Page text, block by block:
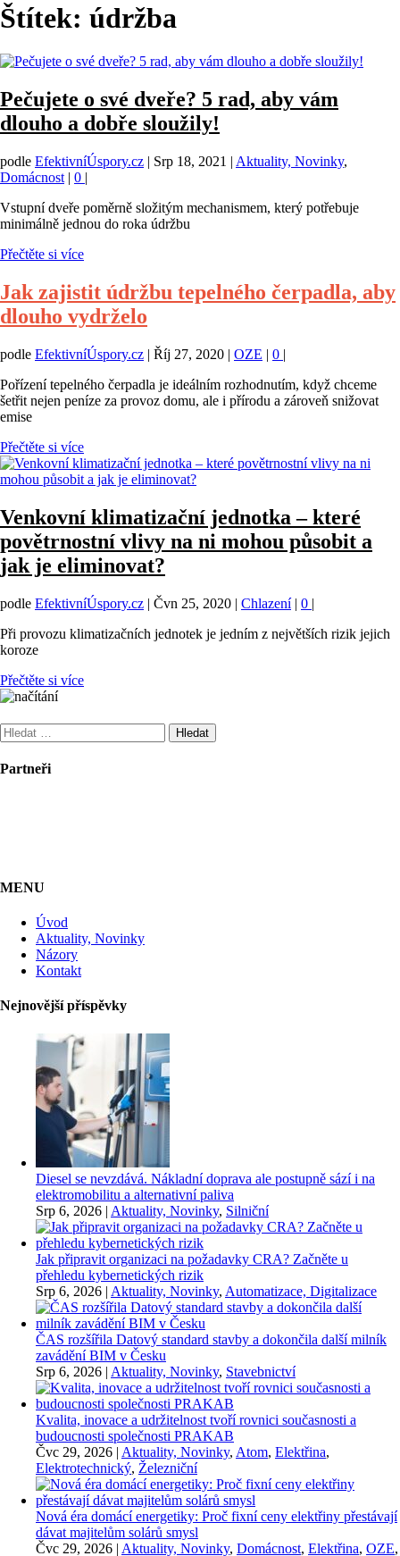
Štítek: údržba
Pečujete o své dveře? 5 rad, aby vám
dlouho a dobře sloužily!
podle EfektivníÚspory.cz | Srp 18, 2021 | Aktuality, Novinky,
Domácnost | 0 |
Vstupní dveře poměrně složitým mechanismem, který potřebuje
minimálně jednou do roka údržbu
Přečtěte si více
Jak zajistit údržbu tepelného čerpadla, aby
dlouho vydrželo
podle EfektivníÚspory.cz | Říj 27, 2020 | OZE | 0 |
Pořízení tepelného čerpadla je ideálním rozhodnutím, když chceme
šetřit nejen peníze za provoz domu, ale i přírodu a zároveň snižovat
emise
Přečtěte si více
Venkovní klimatizační jednotka – které
povětrnostní vlivy na ni mohou působit a
jak je eliminovat?
podle EfektivníÚspory.cz | Čvn 25, 2020 | Chlazení| 0 |
Při provozu klimatizačních jednotek je jedním z největších rizik jejich
koroze
Přečtěte si více
Vyhledávání
Partneři
MENU
Úvod
Aktuality, Novinky
Názory
Kontakt
Nejnovější příspěvky
Diesel se nevzdává. Nákladní doprava ale postupně sází i na
elektromobilitu a alternativní paliva
Srp 6, 2026 | Aktuality, Novinky, Silniční
Jak připravit organizaci na požadavky CRA? Začněte u
přehledu kybernetických rizik
Srp 6, 2026 | Aktuality, Novinky, Automatizace, Digitalizace
ČAS rozšířila Datový standard stavby a dokončila další milník
zavádění BIM v Česku
Srp 6, 2026 | Aktuality, Novinky, Stavebnictví
Kvalita, inovace a udržitelnost tvoří rovnici současnosti a
budoucnosti společnosti PRAKAB
Čvc 29, 2026 | Aktuality, Novinky, Atom, Elektřina,
Elektrotechnický, Železniční
Nová éra domácí energetiky: Proč fixní ceny elektřiny přestávají
dávat majitelům solárů smysl
Čvc 29, 2026 | Aktuality, Novinky, Domácnost, Elektřina, OZE,